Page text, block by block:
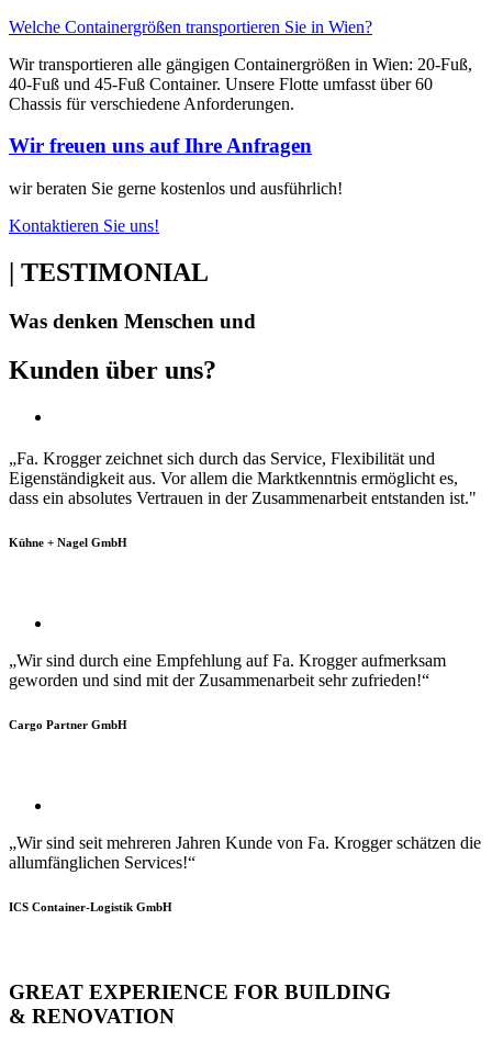
Welche Containergrößen transportieren Sie in Wien?
Wir transportieren alle gängigen Containergrößen in Wien: 20-Fuß,
40-Fuß und 45-Fuß Container. Unsere Flotte umfasst über 60
Chassis für verschiedene Anforderungen.
Wir freuen uns auf Ihre Anfragen
wir beraten Sie gerne kostenlos und ausführlich!
Kontaktieren Sie uns!
| TESTIMONIAL
Was denken Menschen und
Kunden über uns?
„Fa. Krogger zeichnet sich durch das Service, Flexibilität und
Eigenständigkeit aus. Vor allem die Marktkenntnis ermöglicht es,
dass ein absolutes Vertrauen in der Zusammenarbeit entstanden ist."
Kühne + Nagel GmbH
„Wir sind durch eine Empfehlung auf Fa. Krogger aufmerksam
geworden und sind mit der Zusammenarbeit sehr zufrieden!“
Cargo Partner GmbH
„Wir sind seit mehreren Jahren Kunde von Fa. Krogger schätzen die
allumfänglichen Services!“
ICS Container-Logistik GmbH
GREAT EXPERIENCE FOR BUILDING
& RENOVATION